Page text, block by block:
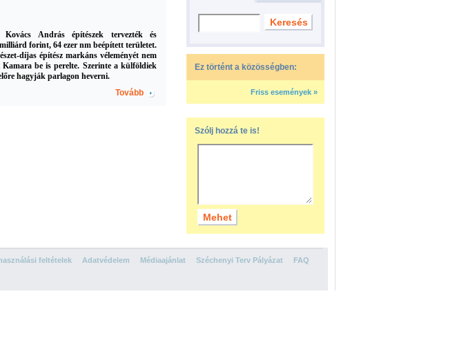
Kovács András építészek tervezték és
forint, 64 ezer nm beépített területet.
díjas építész markáns véleményét nem
be is perelte. Szerinte a külföldiek
hagyják parlagon heverni.
Tovább
Ez történt a közösségben:
Friss események »
Szólj hozzá te is!
feltételek Adatvédelem Médiaajánlat Széchenyi Terv Pályázat FAQ